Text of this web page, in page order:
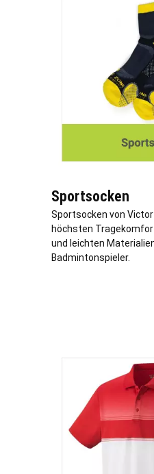
Sportsocken
Sportsocken von
höchsten
und leichten
Badmintonspieler.